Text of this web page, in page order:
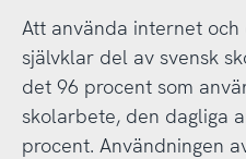
Att använda internet
självklar del av svensk
det 96 procent som
skolarbete, den dagliga
procent. Användningen